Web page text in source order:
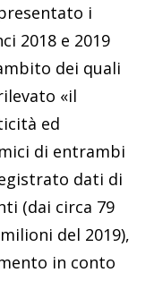
i
2018 e 2019
dei quali
«il
ed
di entrambi
dati di
(dai circa 79
del 2019),
in conto